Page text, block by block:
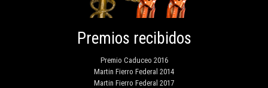
Premios recibidos
Premio Caduceo 2016
Martin Fierro Federal 2014
Martin Fierro Federal 2017